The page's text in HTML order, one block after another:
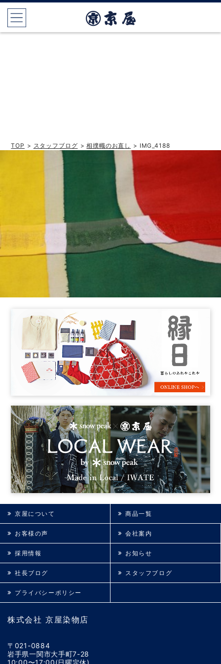
TOP > スタッフブログ >相撲幟のお直し > IMG_4188
株式会社 京屋染物店
〒021-0884
岩手県一関市大手町7-28
10:00〜17:00(日曜定休)
京屋について 商品一覧
お客様の声 会社案内
採用情報 お知らせ
社長ブログ スタッフブログ
プライバシーポリシー